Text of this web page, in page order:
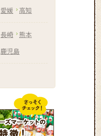
愛媛 高知
長崎
熊本
鹿児島